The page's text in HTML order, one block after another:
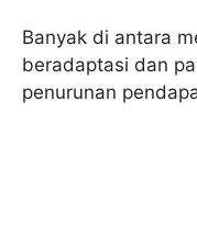
Banyak di antara
beradaptasi dan
penurunan